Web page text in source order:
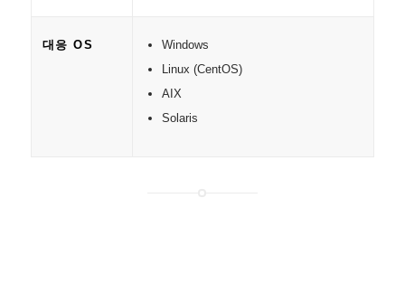
대응 OS
Windows
Linux (CentOS)
AIX
Solaris